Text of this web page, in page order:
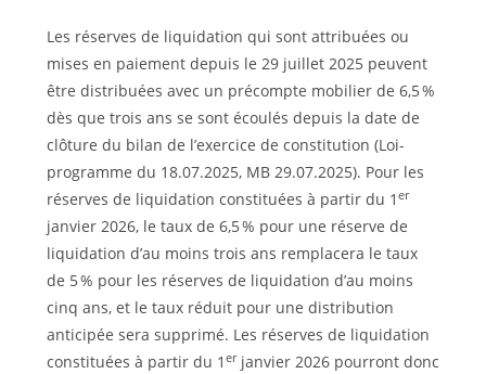
Les réserves de liquidation qui sont attribuées ou
mises en paiement depuis le 29 juillet 2025 peuvent
être distribuées avec un précompte mobilier de 6,5 %
dès que trois ans se sont écoulés depuis la date de
clôture du bilan de l’exercice de constitution (Loi-
programme du 18.07.2025, MB 29.07.2025). Pour les
réserves de liquidation constituées à partir du 1 er
janvier 2026, le taux de 6,5 % pour une réserve de
liquidation d’au moins trois ans remplacera le taux
de 5 % pour les réserves de liquidation d’au moins
cinq ans, et le taux réduit pour une distribution
anticipée sera supprimé. Les réserves de liquidation
constituées à partir du 1 erjanvier 2026 pourront donc